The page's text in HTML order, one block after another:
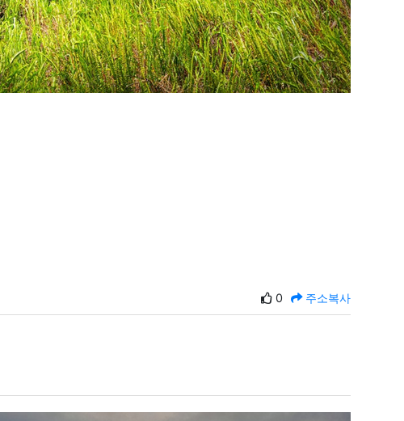
0 주소복사